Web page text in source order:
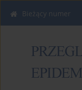
Bieżący numer